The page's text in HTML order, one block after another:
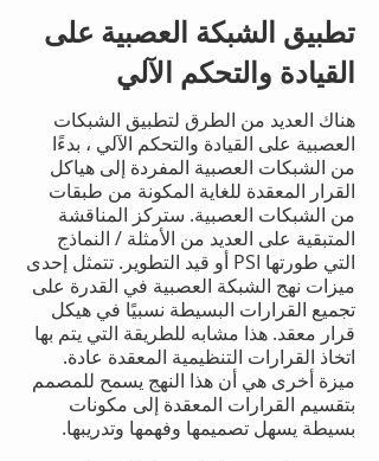
تطبيق الشبكة العصبية على
القيادة والتحكم الآلي
هناك العديد من الطرق لتطبيق الشبكات
العصبية على القيادة والتحكم الآلي ، بدءًا
من الشبكات العصبية المفردة إلى هياكل
القرار المعقدة للغاية المكونة من طبقات
من الشبكات العصبية. ستركز المناقشة
المتبقية على العديد من الأمثلة / النماذج
التي طورتها PSI أو قيد التطوير. تتمثل إحدى
ميزات نهج الشبكة العصبية في القدرة على
تجميع القرارات البسيطة نسبيًا في هيكل
قرار معقد. هذا مشابه للطريقة التي يتم بها
اتخاذ القرارات التنظيمية المعقدة عادة.
ميزة أخرى هي أن هذا النهج يسمح للمصمم
بتقسيم القرارات المعقدة إلى مكونات
بسيطة يسهل تصميمها وفهمها وتدريبها.